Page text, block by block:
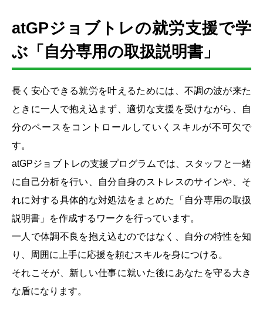
atGPジョブトレの就労支援で学
ぶ「自分専用の取扱説明書」
長く安心できる就労を叶えるためには、不調の波が来た
ときに一人で抱え込まず、適切な支援を受けながら、自
分のペースをコントロールしていくスキルが不可欠で
す。
atGPジョブトレの支援プログラムでは、スタッフと一緒
に自己分析を行い、自分自身のストレスのサインや、そ
れに対する具体的な対処法をまとめた「自分専用の取扱
説明書」を作成するワークを行っています。
一人で体調不良を抱え込むのではなく、自分の特性を知
り、周囲に上手に応援を頼むスキルを身につける。
それこそが、新しい仕事に就いた後にあなたを守る大き
な盾になります。